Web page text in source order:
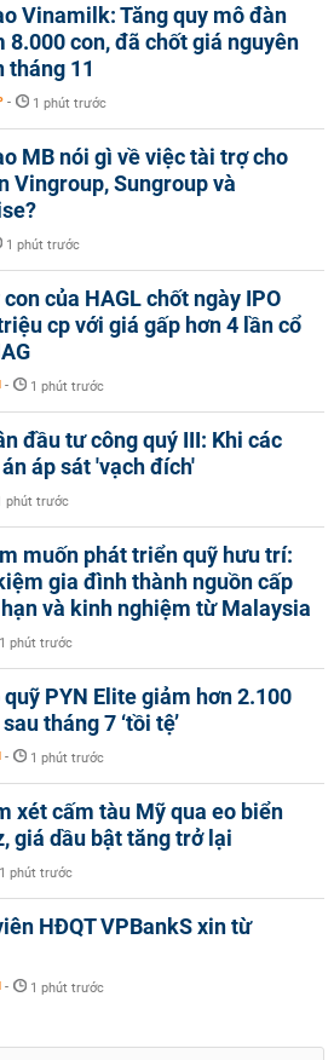
Vinamilk: Tăng quy mô đàn
8.000 con, đã chốt giá nguyên
tháng 11
- 1 phút trước
MB nói gì về việc tài trợ cho
Vingroup, Sungroup và
1 phút trước
của HAGL chốt ngày IPO
cp với giá gấp hơn 4 lần cổ
- 1 phút trước
đầu tư công quý III: Khi các
áp sát 'vạch đích'
phút trước
muốn phát triển quỹ hưu trí:
gia đình thành nguồn cấp
và kinh nghiệm từ Malaysia
1 phút trước
quỹ PYN Elite giảm hơn 2.100
tháng 7 ‘tồi tệ’
- 1 phút trước
xét cấm tàu Mỹ qua eo biển
giá dầu bật tăng trở lại
1 phút trước
HĐQT VPBankS xin từ
- 1 phút trước